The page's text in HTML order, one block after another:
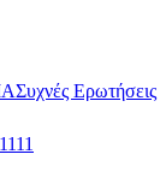
Συχνές Ερωτήσεις